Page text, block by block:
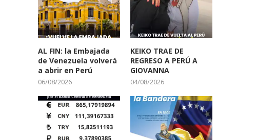
AL FIN: la Embajada
de Venezuela volverá
a abrir en Perú
06/08/2026
KEIKO TRAE DE
REGRESO A PERÚ A
GIOVANNA
04/08/2026